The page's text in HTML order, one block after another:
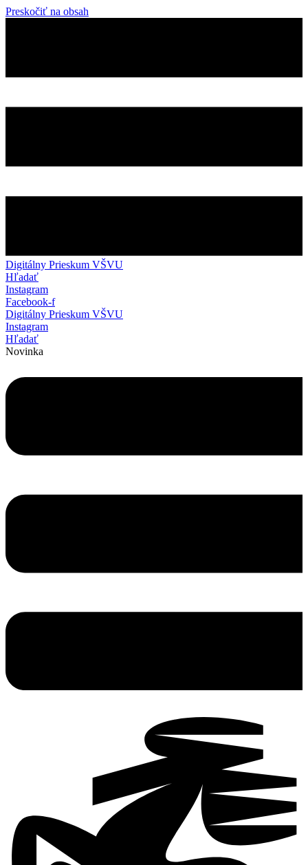
Preskočiť na obsah
Digitálny Prieskum VŠVU
Hľadať
Instagram
Facebook-f
Digitálny Prieskum VŠVU
Instagram
Hľadať
Novinka